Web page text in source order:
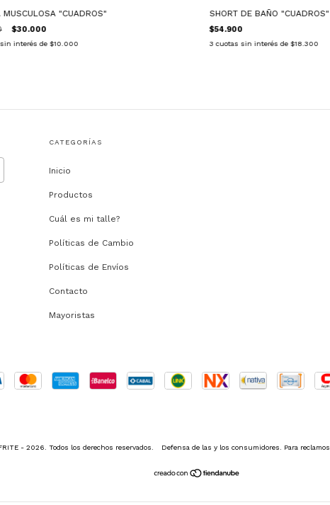
MUSCULOSA "CUADROS"
$30.000
interés de $10.000
SHORT DE BAÑO "CUADROS"
$54.900
3 cuotas sin interés de $18.300
CATEGORÍAS
Inicio
Productos
Cuál es mi talle?
Políticas de Cambio
Políticas de Envíos
Contacto
Mayoristas
- 2026. Todos los derechos reservados. Defensa de las y los consumidores. Para reclamos